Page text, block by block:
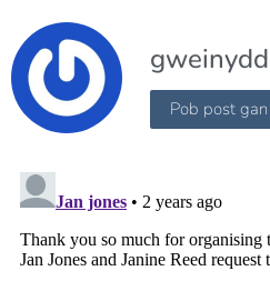
Pob post